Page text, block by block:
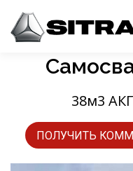
содержимому
КОНТАКТЫ
38м3
ПОЛУЧИТЬ